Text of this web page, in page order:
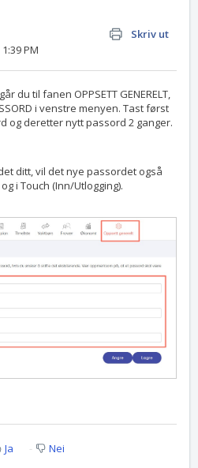
Skriv ut
PM
du til fanen OPPSETT GENERELT,
i venstre menyen. Tast først
og deretter nytt passord 2 ganger.
ditt, vil det nye passordet også
i Touch (Inn/Utlogging).
Ja Nei